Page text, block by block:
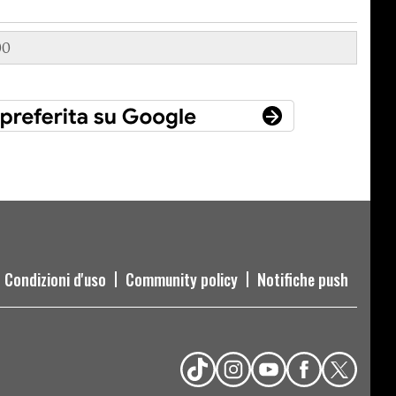
Condizioni d'uso Community policy Notifiche push